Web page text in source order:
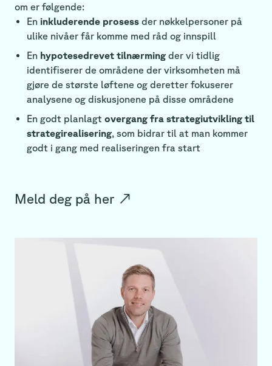
om er følgende:
En inkluderende prosess der nøkkelpersoner på
ulike nivåer får komme med råd og innspill
En hypotesedrevet tilnærming der vi tidlig
identifiserer de områdene der virksomheten må
gjøre de største løftene og deretter fokuserer
analysene og diskusjonene på disse områdene
En godt planlagt overgang fra strategiutvikling til
strategirealisering, som bidrar til at man kommer
godt i gang med realiseringen fra start
Meld deg på her ↗